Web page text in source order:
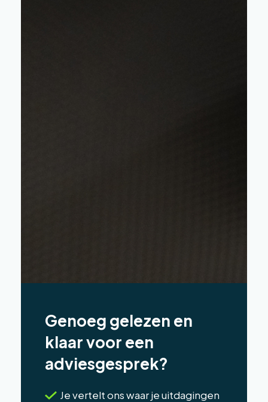
Genoeg gelezen en
klaar voor een
adviesgesprek?
Je vertelt ons waar je uitdagingen